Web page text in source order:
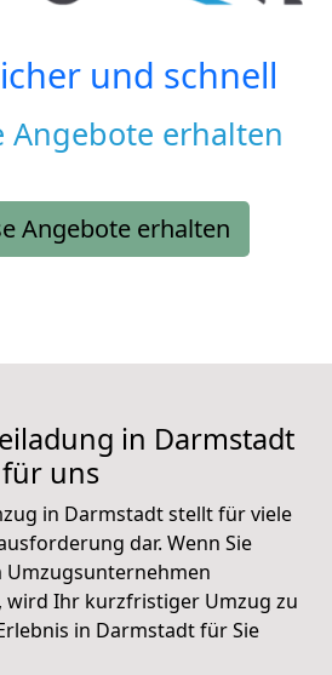
und schnell
Angebote erhalten
Angebote erhalten
in Darmstadt
uns
in Darmstadt stellt für viele
dar. Wenn Sie
wird Ihr kurzfristiger Umzug zu
in Darmstadt für Sie